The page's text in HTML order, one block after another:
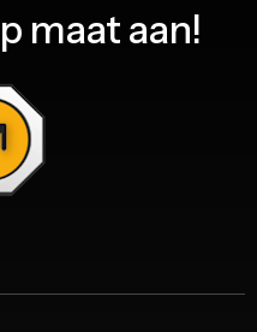
maat aan!